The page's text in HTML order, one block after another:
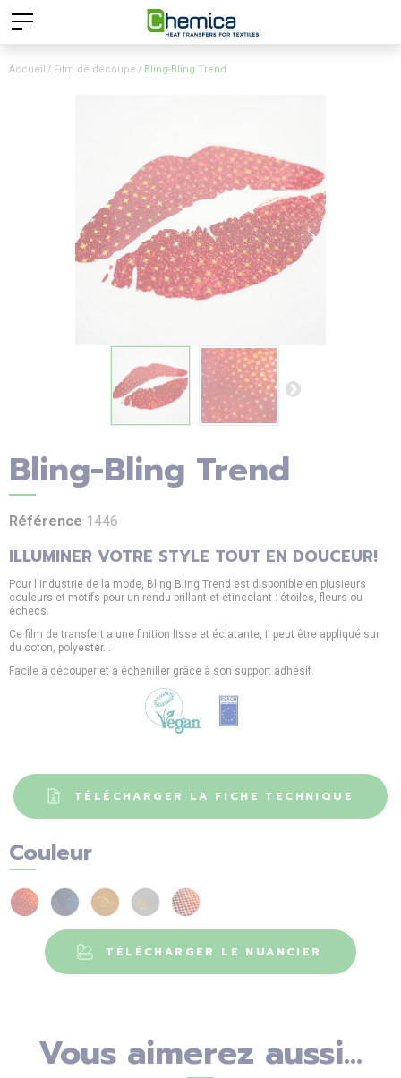
Accueil Film de découpe Bling-Bling Trend
Bling-Bling Trend
Référence 1446
ILLUMINER VOTRE STYLE TOUT EN DOUCEUR!
Pour l'industrie de la mode, Bling Bling Trend est disponible en plusieurs
couleurs et motifs pour un rendu brillant et étincelant : étoiles, fleurs ou
échecs.
Ce film de transfert a une finition lisse et éclatante, il peut être appliqué sur
du coton, polyester...
Facile à découper et à écheniller grâce à son support adhésif.
TÉLÉCHARGER LA FICHE TECHNIQUE
Couleur
TÉLÉCHARGER LE NUANCIER
Vous aimerez aussi...